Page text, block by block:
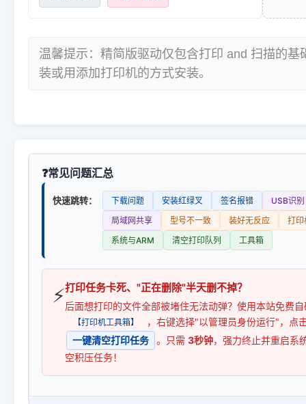
温馨提示：精简版驱动仅包含打印 and 扫描的基
装或用添加打印机的方式安装。
常见问题汇总
快速跳转： 下载问题 安装红绿叉 签名报错
USB识别
局域网共享
型号不一致 装好无反应
打印
系统与ARM
清空打印队列 工具箱
⚡打印任务卡死、"正在删除"半天删不掉？
后面想打印的文件全部被堵住无法动弹？使用本站免费
【打印机工具箱】
，右键选择"以管理员身份运行"，点
一键清空打印任务
。只需 3秒钟，强力终止并重启系
空积压任务！